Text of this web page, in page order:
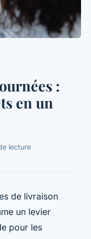
:
en un
lecture
de livraison
un levier
pour les